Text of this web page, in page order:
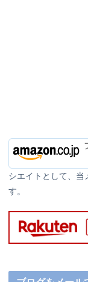
シエイトとして、当
す。